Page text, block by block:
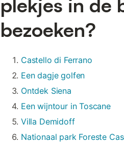
plekjes in de
bezoeken?
Castello di Ferrano
Een dagje golfen
Ontdek Siena
Een wijntour in Toscane
Villa Demidoff
Nationaal park Foreste